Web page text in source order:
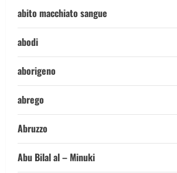
abito macchiato sangue
abodi
aborigeno
abrego
Abruzzo
Abu Bilal al – Minuki